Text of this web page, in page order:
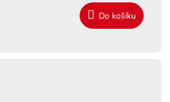
Do košíku